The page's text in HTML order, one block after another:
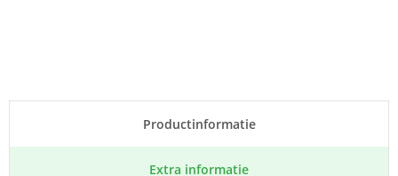
Product­informatie
Extra informatie